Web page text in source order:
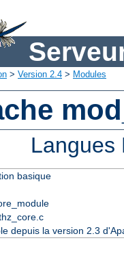
> Version 2.4 > Modules
basique
depuis la version 2.3